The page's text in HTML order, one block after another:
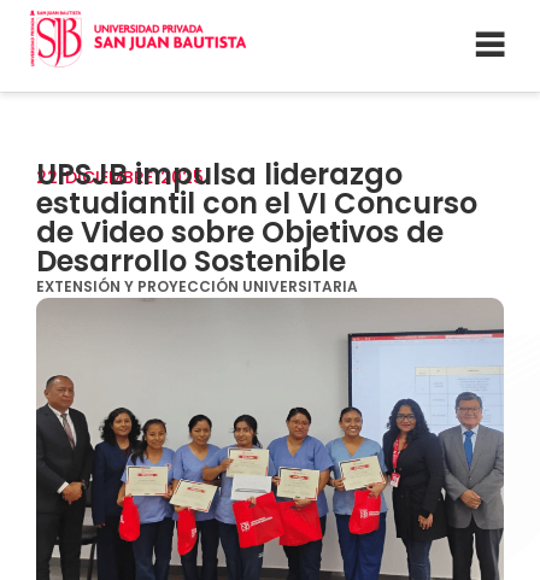
22 DICIEMBRE 2025
UPSJB impulsa liderazgo
estudiantil con el VI Concurso
de Video sobre Objetivos de
Desarrollo Sostenible
EXTENSIÓN Y PROYECCIÓN UNIVERSITARIA